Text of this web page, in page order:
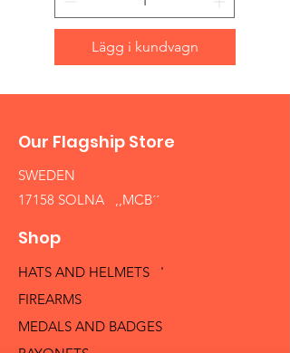
Lägg i kundvagn
Our Flagship Store
SWEDEN
17158 SOLNA ,,MCB´´
Shop
HATS AND HELMETS '
FIREARMS
MEDALS AND BADGES